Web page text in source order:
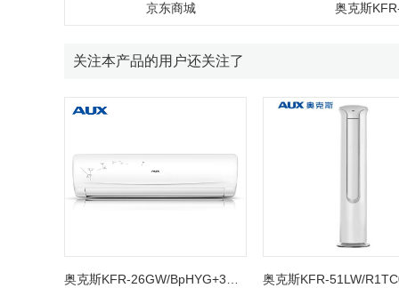
京东商城 奥克斯
关注本产品的用户还关注了